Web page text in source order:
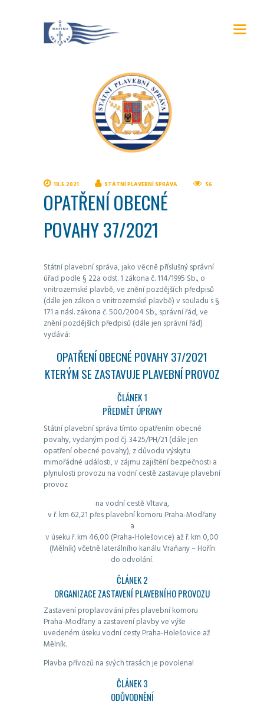
18.5.2021 STÁTNÍ PLAVEBNÍ SPRÁVA 56
OPATŘENÍ OBECNÉ
POVAHY 37/2021
Státní plavební správa, jako věcně příslušný správní
úřad podle § 22a odst. 1 zákona č. 114/1995 Sb., o
vnitrozemské plavbě, ve znění pozdějších předpisů
(dále jen zákon o vnitrozemské plavbě) v souladu s §
171 a násl. zákona č. 500/2004 Sb., správní řád, ve
znění pozdějších předpisů (dále jen správní řád)
vydává:
OPATŘENÍ OBECNÉ POVAHY 37/2021
KTERÝM SE ZASTAVUJE PLAVEBNÍ PROVOZ
ČLÁNEK 1
PŘEDMĚT ÚPRAVY
Státní plavební správa tímto opatřením obecné
povahy, vydaným pod čj. 3425/PH/21 (dále jen
opatření obecné povahy), z důvodu výskytu
mimořádné události, v zájmu zajištění bezpečnosti a
plynulosti provozu na vodní cestě zastavuje plavební
provoz
na vodní cestě Vltava,
v ř. km 62,21 přes plavební komoru Praha-Modřany
a
v úseku ř. km 46,00 (Praha-Holešovice) až ř. km 0,00
(Mělník) včetně laterálního kanálu Vraňany – Hořín
do odvolání.
ČLÁNEK 2
ORGANIZACE ZASTAVENÍ PLAVEBNÍHO PROVOZU
Zastavení proplavování přes plavební komoru
Praha-Modřany a zastavení plavby ve výše
uvedeném úseku vodní cesty Praha-Holešovice až
Mělník.
Plavba přívozů na svých trasách je povolena!
ČLÁNEK 3
ODŮVODNĚNÍ